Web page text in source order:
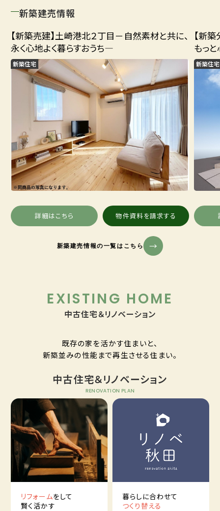
新築建売情報
【新築売建】土崎港北２丁目－自然素材と共に、
永く心地よく暮らすおうち―
新築住宅
詳細はこちら 物件資料を請求する
【新
もっ
新築住宅
新築建売情報の一覧はこちら
EXISTING HOME
中古住宅＆リノベーション
既存の家を活かす住まいと、
新築並みの性能まで再生させる住まい。
中古住宅＆リノベーション
RENOVATION PLAN
リフォームをして
賢く活かす
暮らしに合わせて
つくり替える